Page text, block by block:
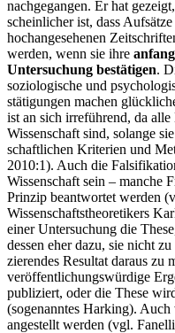
nachgegangen. Er hat
scheinlicher ist, dass
hochangesehenen
werden, wenn sie ihre
Unter­suchung bestätigen.
soziologische und
stätigungen machen
ist an sich irreführend, da
Wissenschaft sind, solange
schaftlichen Kriterien und
2010:1). Auch die
Wissenschaft sein – man­che
Prinzip beantwortet werden
Wissenschaftstheoretikers
einer Untersuchung die
dessen eher dazu, sie nicht
zierendes Resultat daraus zu
veröffentlichungs­würdige
publiziert, oder die These
(sogenanntes Harking).
ange­stellt werden (vgl.